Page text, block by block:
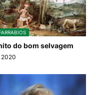
do bom selvagem
2020